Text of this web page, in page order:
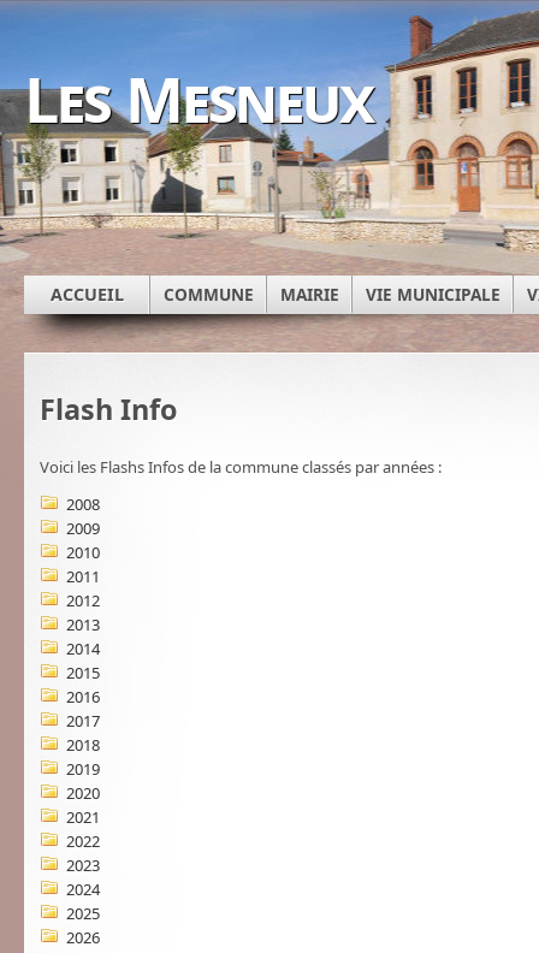
Les Mesneux
ACCUEIL COMMUNE MAIRIE VIE MUNICIPALE
Flash Info
Voici les Flashs Infos de la commune classés par années :
2008
2009
2010
2011
2012
2013
2014
2015
2016
2017
2018
2019
2020
2021
2022
2023
2024
2025
2026